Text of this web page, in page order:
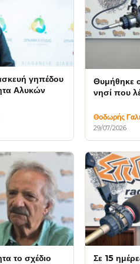
γηπέδου
Αλυκών
Θυμήθηκε ο
νησί που
Θοδωρής
29/07/2026
το σχέδιο
Σε 15